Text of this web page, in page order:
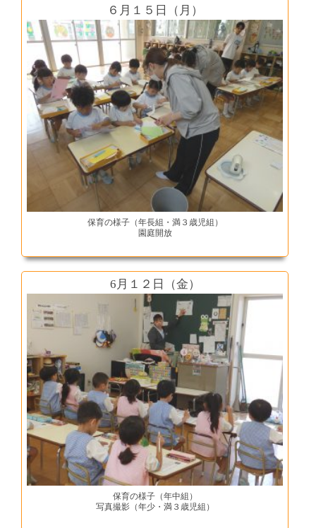
６月１５日（月）
保育の様子（年長組・満３歳児組）
園庭開放
6月１２日（金）
保育の様子（年中組）
写真撮影（年少・満３歳児組）